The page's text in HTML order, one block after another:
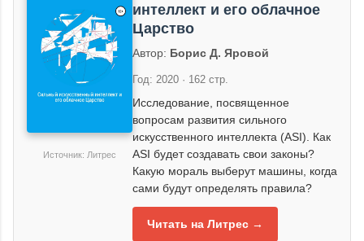
Источник: Литрес
интеллект и его облачное
Царство
Автор: Борис Д. Яровой
Год: 2020 · 162 стр.
Исследование, посвященное
вопросам развития сильного
искусственного интеллекта (ASI). Как
ASI будет создавать свои законы?
Какую мораль выберут машины, когда
сами будут определять правила?
Читать на Литрес →